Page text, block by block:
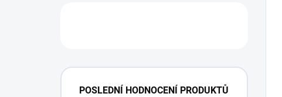
POSLEDNÍ HODNOCENÍ PRODUKTŮ